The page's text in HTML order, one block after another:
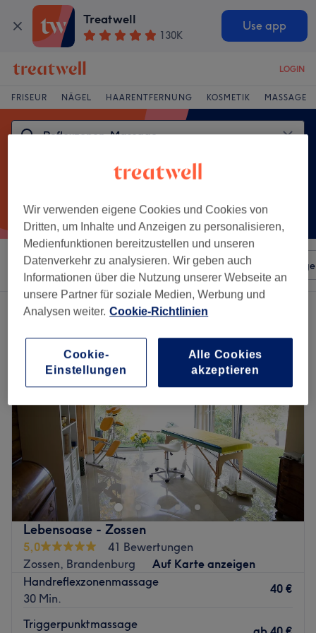
Treatwell
130K
Use app
LOGIN
FRISEUR NÄGEL HAARENTFERNUNG KOSMETIK MASSAGE
Sortieren nach Beliebiger Preis Salons
Ein Salon, der anbietet: reflexzonen-massage in Zossen, Brandenburg
Lebensoase - Zossen
5,0
41 Bewertungen
Zossen, Brandenburg
Auf Karte anzeigen
Handreflexzonenmassage
30 Min.
40 €
Triggerpunktmassage
Wir verwenden eigene Cookies und Cookies von
Dritten, um Inhalte und Anzeigen zu personalisieren,
Medienfunktionen bereitzustellen und unseren
Datenverkehr zu analysieren. Wir geben auch
Informationen über die Nutzung unserer Webseite an
unsere Partner für soziale Medien, Werbung und
Analysen weiter. Cookie-Richtlinien
Cookie-
Einstellungen
Alle Cookies
akzeptieren